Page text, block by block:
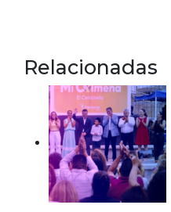
Relacionadas